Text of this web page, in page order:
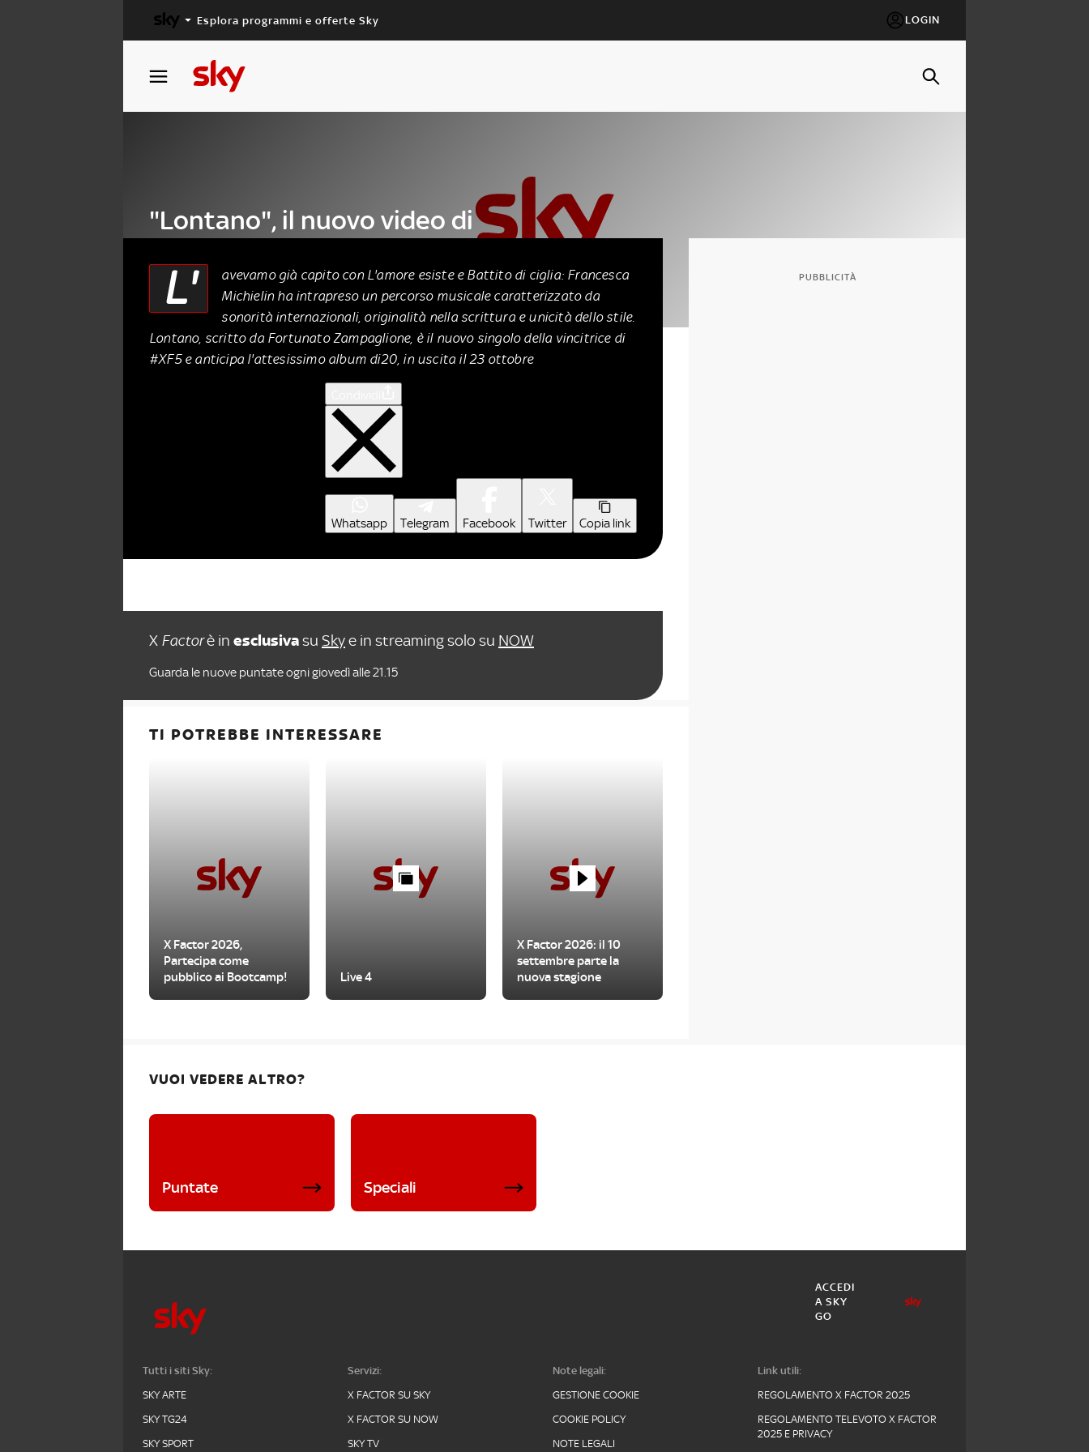
Esplora programmi e offerte Sky LOGIN
"Lontano", il nuovo video di
03 Ottobre 2015
L'
avevamo già capito con L'amore esiste e Battito di ciglia: Francesca
Michielin ha intrapreso un percorso musicale caratterizzato da
sonorità internazionali, originalità nella scrittura e unicità dello stile.
Lontano, scritto da Fortunato Zampaglione, è il nuovo singolo della vincitrice di
#XF5 e anticipa l'attesissimo album di20, in uscita il 23 ottobre
Whatsapp Telegram Facebook Twitter Copia link
X Factorè in esclusivasu Skye in streaming solo su NOW
Guarda le nuove puntate ogni giovedì alle 21.15
TI POTREBBE INTERESSARE
X Factor 2026,
Partecipa come
pubblico ai Bootcamp!
Live 4
X Factor 2026: il 10
settembre parte la
nuova stagione
PUBBLICITÀ
VUOI VEDERE ALTRO?
Puntate Speciali
ACCEDI
A SKY
GO
Tutti i siti Sky:
SKY ARTE
SKY TG24
SKY SPORT
Servizi:
X FACTOR SU SKY
X FACTOR SU NOW
SKY TV
Note legali:
GESTIONE COOKIE
COOKIE POLICY
NOTE LEGALI
Link utili:
REGOLAMENTO X FACTOR 2025
REGOLAMENTO TELEVOTO X FACTOR
2025 E PRIVACY